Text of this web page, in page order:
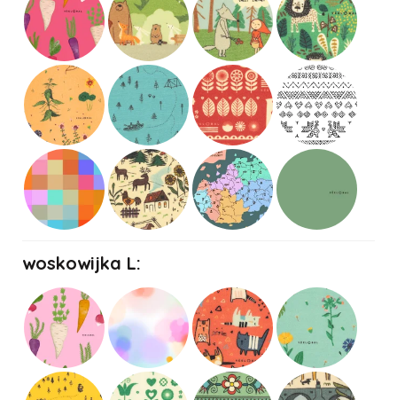
woskowijka L: